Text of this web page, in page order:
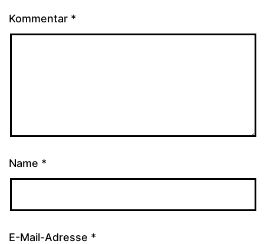
Kommentar *
Name *
E-Mail-Adresse *